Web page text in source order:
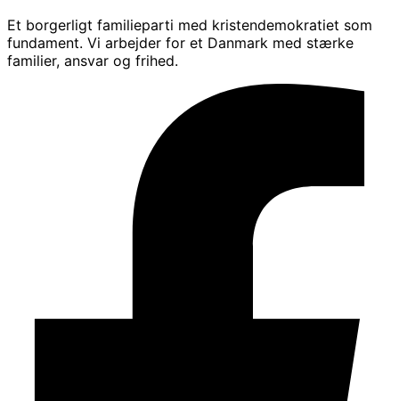
Et borgerligt familieparti med kristendemokratiet som
fundament. Vi arbejder for et Danmark med stærke
familier, ansvar og frihed.